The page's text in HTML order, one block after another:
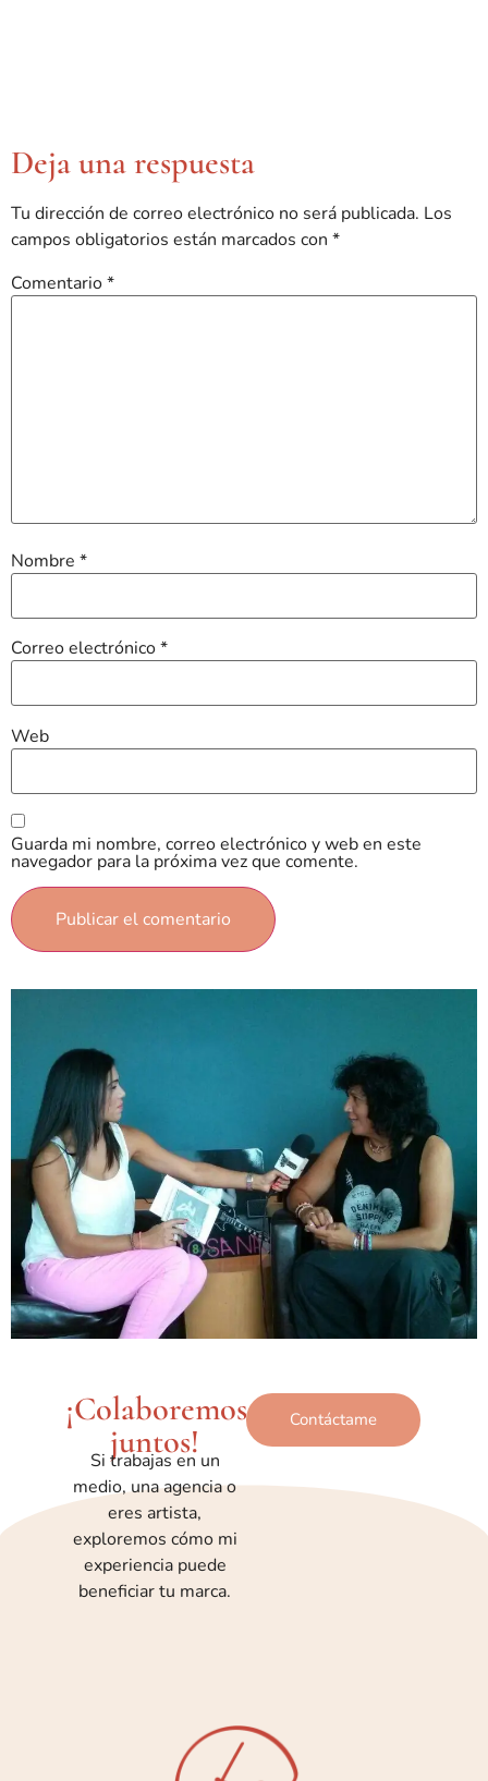
Deja una respuesta
Tu dirección de correo electrónico no será publicada. Los
campos obligatorios están marcados con *
Comentario*
Nombre *
Correo electrónico*
Web
Guarda mi nombre, correo electrónico y web en este
navegador para la próxima vez que comente.
¡Colaboremos
juntos!
Si trabajas en un
medio, una agencia o
eres artista,
exploremos cómo mi
experiencia puede
beneficiar tu marca.
Contáctame